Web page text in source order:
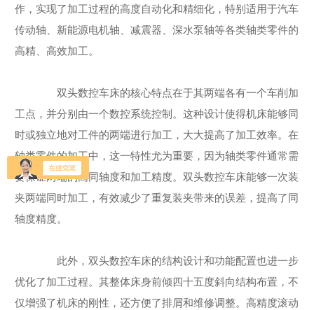
作，实现了加工过程的高度自动化和精细化，特别适用于汽车
传动轴、新能源电机轴、减震器、深水泵轴等各类轴类零件的
高精、高效加工。
双头数控车床的核心特点在于其两端各有一个车削加
工点，并分别由一个数控系统控制。这种设计使得机床能够同
时或独立地对工件的两端进行加工，大大提高了加工效率。在
轴类零件的加工中，这一特性尤为重要，因为轴类零件通常需
要保证两端的高同轴度和加工精度。双头数控车床能够一次装
夹两端同时加工，有效减少了重复装夹带来的误差，提高了同
轴度精度。
此外，双头数控车床的结构设计和功能配置也进一步
优化了加工过程。其整体床身前倾四十五度斜向结构布置，不
仅增强了机床的刚性，还方便了排屑和维修调整。高精度滚动